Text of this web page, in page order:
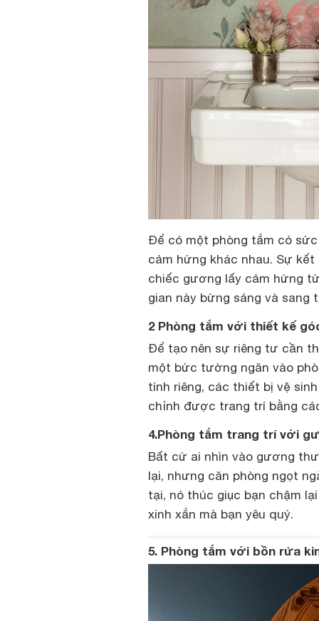
Để có một phòng tắm có
cảm hứng khác nhau. Sự
chiếc gương lấy cảm hứng
gian này bừng sáng và sang
2 Phòng tắm với thiết kế
Để tạo nên sự riêng tư cần
một bức tường ngăn vào
tính riêng, các thiết bị vệ
chỉnh được trang trí bằng
4.Phòng tắm trang trí với
Bất cứ ai nhìn vào gương
lại, nhưng căn phòng ngọt
tại, nó thúc giục bạn chậm
xinh xắn mà bạn yêu quý.
5. Phòng tắm với bồn rửa